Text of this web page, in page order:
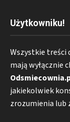
Użytkowniku!
Wszystkie treści
mają wyłącznie
jakiekolwiek
zrozumienia lub